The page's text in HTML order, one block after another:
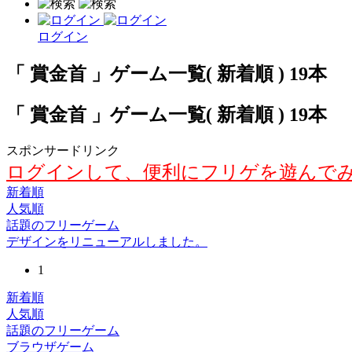
ログイン
「 賞金首 」ゲーム一覧( 新着順 ) 19本
「 賞金首 」ゲーム一覧( 新着順 ) 19本
スポンサードリンク
ログインして、便利にフリゲを遊んで
新着順
人気順
話題のフリーゲーム
デザインをリニューアルしました。
1
新着順
人気順
話題のフリーゲーム
ブラウザゲーム